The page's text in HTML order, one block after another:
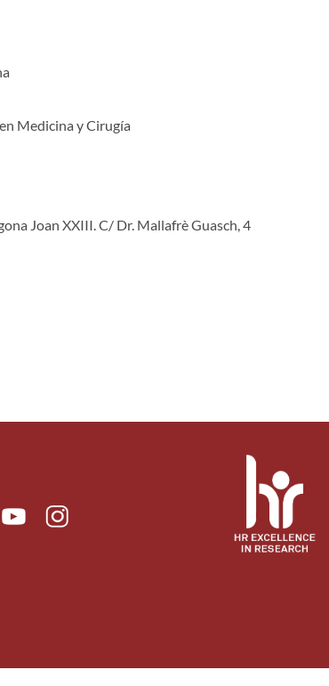
Medicina y Cirugía
Joan XXIII. C/ Dr. Mallafrè Guasch, 4
YoutubeInstagram